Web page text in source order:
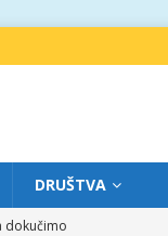
DRUŠTVA
dokučimo